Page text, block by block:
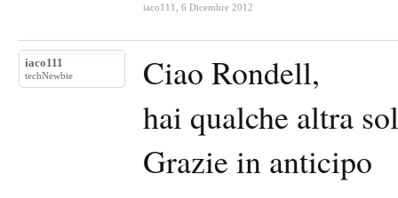
iaco111 6 Dicembre 2012
iaco111
techNewbie
Ciao Rondell,
hai qualche altra
Grazie in anticipo